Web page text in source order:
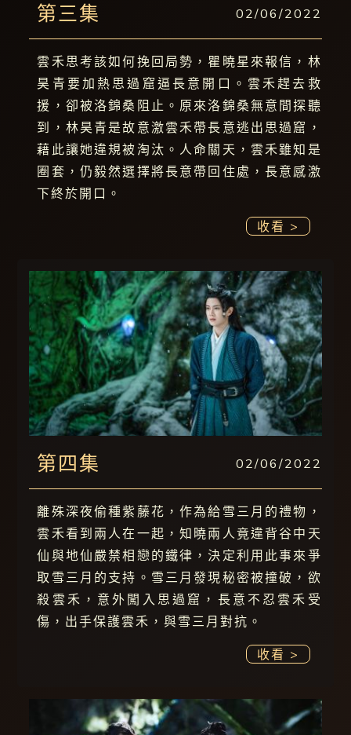
第三集 02/06/2022
雲禾思考該如何挽回局勢，瞿曉星來報信，林
昊青要加熱思過窟逼長意開口。雲禾趕去救
援，卻被洛錦桑阻止。原來洛錦桑無意間探聽
到，林昊青是故意激雲禾帶長意逃出思過窟，
藉此讓她違規被淘汰。人命關天，雲禾雖知是
圈套，仍毅然選擇將長意帶回住處，長意感激
下終於開口。
收看 >
第四集 02/06/2022
離殊深夜偷種紫藤花，作為給雪三月的禮物，
雲禾看到兩人在一起，知曉兩人竟違背谷中天
仙與地仙嚴禁相戀的鐵律，決定利用此事來爭
取雪三月的支持。雪三月發現秘密被撞破，欲
殺雲禾，意外闖入思過窟，長意不忍雲禾受
傷，出手保護雲禾，與雪三月對抗。
收看 >